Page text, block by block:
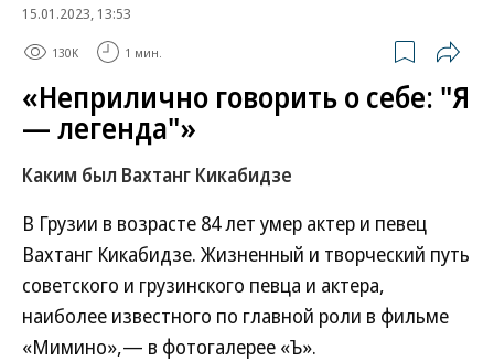
15.01.2023, 13:53
130K 1 мин.
«Неприлично говорить о себе: "Я
— легенда"»
Каким был Вахтанг Кикабидзе
В Грузии в возрасте 84 лет умер актер и певец
Вахтанг Кикабидзе. Жизненный и творческий путь
советского и грузинского певца и актера,
наиболее известного по главной роли в фильме
«Мимино»,— в фотогалерее «Ъ».